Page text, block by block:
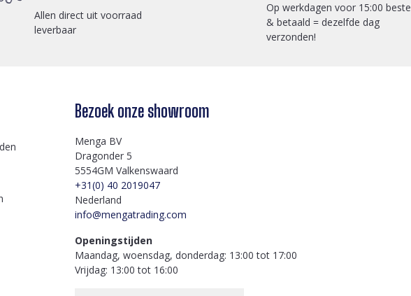
Allen direct uit voorraad
leverbaar
Op werkdagen voor 15:00
& betaald = dezelfde dag
verzonden!
Bezoek onze showroom
Menga BV
Dragonder 5
5554GM Valkenswaard
+31(0) 40 2019047
Nederland
info@mengatrading.com
Openingstijden
Maandag, woensdag, donderdag: 13:00 tot 17:00
Vrijdag: 13:00 tot 16:00